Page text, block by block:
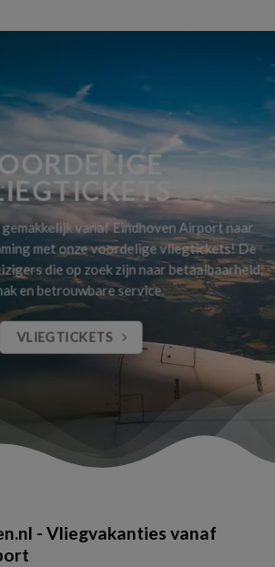
vanaf Eindhoven Airport naar
met onze voordelige vliegtickets! De
die op zoek zijn naar betaalbaarheid,
en betrouwbare service.
VLIEGTICKETS
- Vliegvakanties vanaf